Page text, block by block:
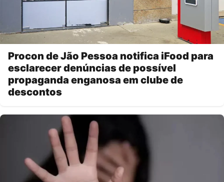
Procon de Jão Pessoa notifica iFood para
esclarecer denúncias de possível
propaganda enganosa em clube de
descontos